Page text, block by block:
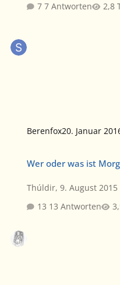
7 Antworten
Berenfox20. Januar
Wer oder was ist
Thúldir,9. August 2015
13 Antworten